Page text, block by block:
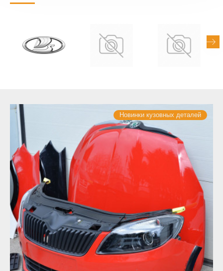
Новинки кузовных деталей